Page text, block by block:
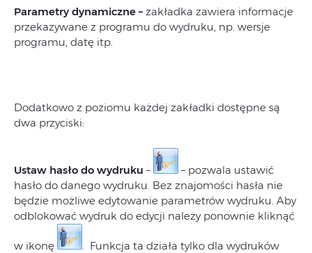
Parametry dynamiczne – zakładka zawiera informacje
przekazywane z programu do wydruku, np. wersje
programu, datę itp.
Dodatkowo z poziomu każdej zakładki dostępne są
dwa przyciski:
Ustaw hasło do wydruku –
– pozwala ustawić
hasło do danego wydruku. Bez znajomości hasła nie
będzie możliwe edytowanie parametrów wydruku. Aby
odblokować wydruk do edycji należy ponownie kliknąć
w ikonę
. Funkcja ta działa tylko dla wydruków